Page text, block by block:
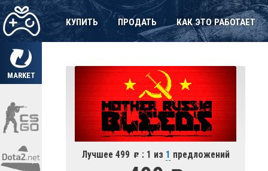
MARKET
КУПИТЬ ПРОДАТЬ КАК ЭТО РАБОТАЕТ
Лучшее 499 : 1 из 1 предложений